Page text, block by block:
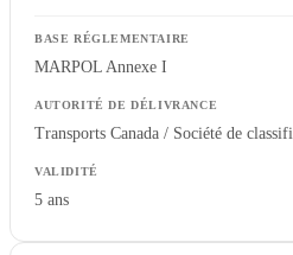
MARPOL Annexe I
Transports Canada / Société de
5 ans